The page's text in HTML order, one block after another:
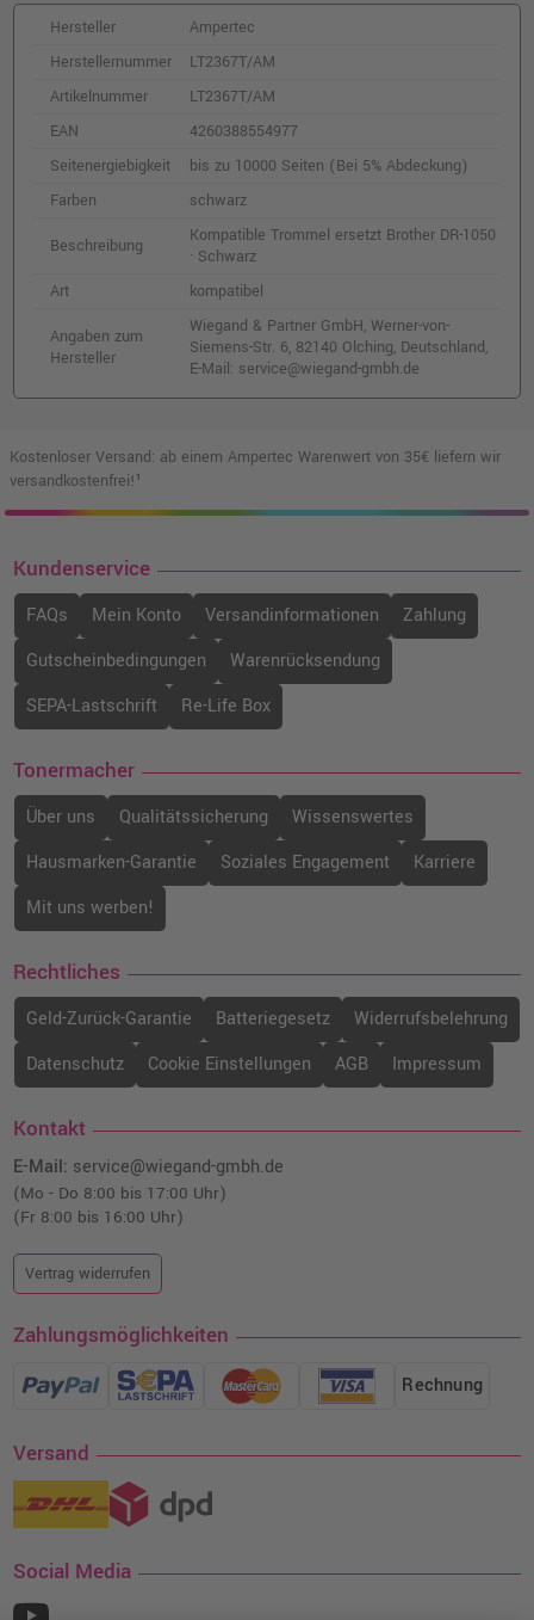
Hersteller
Ampertec
Herstellernummer
LT2367T/AM
Artikelnummer
LT2367T/AM
EAN
4260388554977
Seitenergiebigkeit
bis zu 10000 Seiten (Bei 5% Abdeckung)
Farben
schwarz
Beschreibung
Kompatible Trommel ersetzt Brother DR-1050
· Schwarz
Art
kompatibel
Angaben zum
Hersteller
Wiegand & Partner GmbH, Werner-von-
Siemens-Str. 6, 82140 Olching, Deutschland,
E-Mail: service@wiegand-gmbh.de
Kostenloser Versand: ab einem Ampertec Warenwert von 35€ liefern wir
versandkostenfrei!¹
Kundenservice
FAQs Mein Konto Versandinformationen
Zahlung
Gutscheinbedingungen
Warenrücksendung
SEPA-Lastschrift
Re-Life Box
Tonermacher
Über uns Qualitätssicherung
Wissenswertes
Hausmarken-Garantie
Soziales Engagement
Karriere
Mit uns werben!
Rechtliches
Geld-Zurück-Garantie Batteriegesetz
Widerrufsbelehrung
Datenschutz
Cookie Einstellungen AGB Impressum
Kontakt
E-Mail: service@wiegand-gmbh.de
(Mo - Do 8:00 bis 17:00 Uhr)
(Fr 8:00 bis 16:00 Uhr)
Vertrag widerrufen
Zahlungsmöglichkeiten
Rechnung
Versand
Social Media